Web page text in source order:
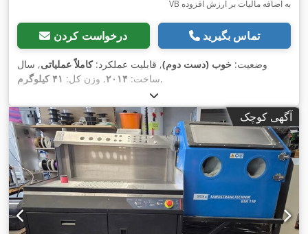
VB به اضافه مالیات بر ارزش افزوده
درخواست کردن تماس بگیرید
وضعیت: خوب (دست دوم), قابلیت عملکرد:کاملاً عملیاتی, سال
ساخت: ۲۰۱۴, وزن کل: ۴۱ کیلوگرم ,
آگهی کوچک